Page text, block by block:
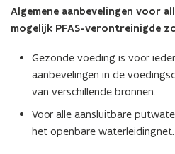
Algemene aanbevelingen voor
mogelijk PFAS-verontreinigde
Gezonde voeding is voor
aanbevelingen in de
van verschillende bronnen.
Voor alle aansluitbare
het openbare waterleidingnet.